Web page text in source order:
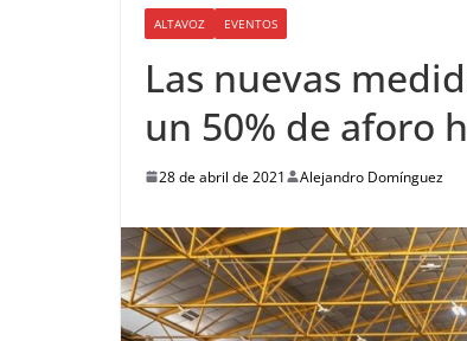
ALTAVOZ EVENTOS
Las nuevas
un 50% de aforo
28 de abril de 2021 Alejandro Domínguez